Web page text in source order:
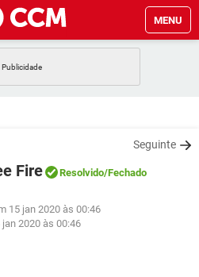
MENU
GMAIL
GMAIL
WHATSAPP
EXCEL
WHATSAPP
Seguinte
Fire Resolvido/Fechado
15 jan 2020 às 00:46
jan 2020 às 00:46